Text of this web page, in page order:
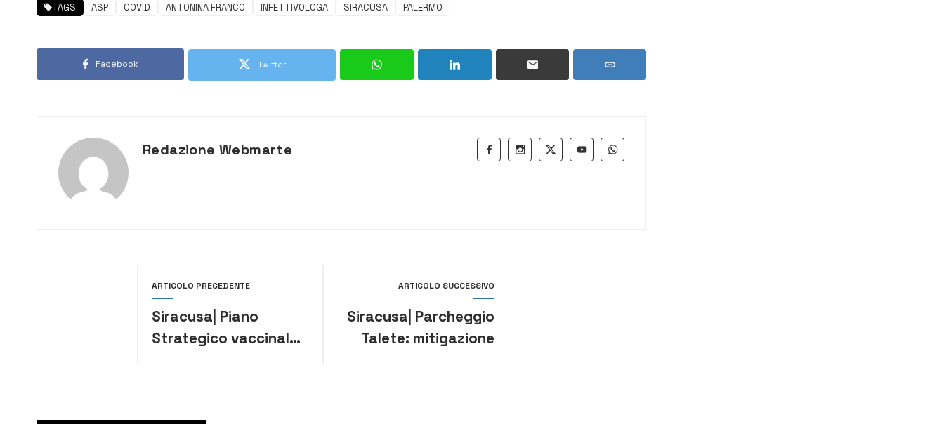
TAGS ASP COVID ANTONINA FRANCO INFETTIVOLOGA SIRACUSA PALERMO
Facebook Twitter
Redazione Webmarte
ARTICOLO PRECEDENTE
Siracusa| Piano
Strategico vaccinale
ARTICOLO SUCCESSIVO
Siracusa| Parcheggio
Talete: mitigazione